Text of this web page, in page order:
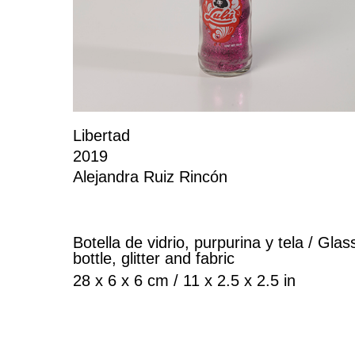
Libertad
2019
Alejandra Ruiz Rincón
Botella de vidrio, purpurina y tela /
bottle, glitter and fabric
28 x 6 x 6 cm / 11 x 2.5 x 2.5 in